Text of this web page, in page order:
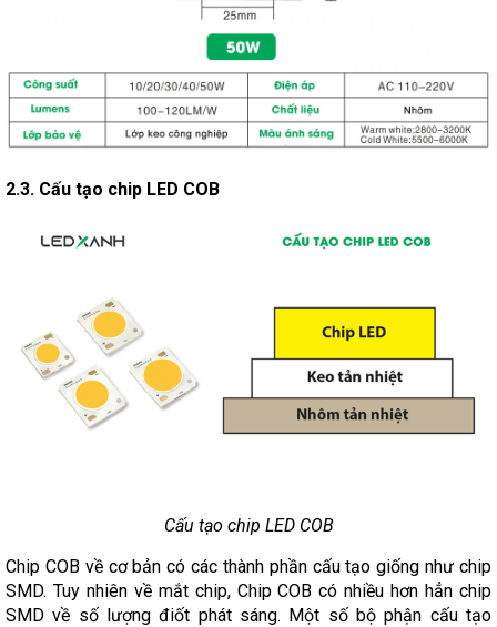
2.3. Cấu tạo chip LED COB
Cấu tạo chip LED COB
Chip COB về cơ bản có các thành phần cấu tạo giống như chip
SMD. Tuy nhiên về mắt chip, Chip COB có nhiều hơn hẳn chip
SMD về số lượng điốt phát sáng. Một số bộ phận cấu tạo